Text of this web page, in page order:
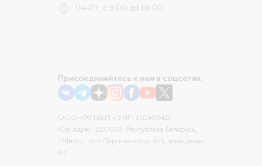
Пн-Пт: с 9:00 до 18:00
Присоединяйтесь к нам в соцсетях:
ООО «ФУТБЕРГ» УНП: 101496411
Юр. адрес: 220033, Республика Беларусь,
г.Минск, пр-т Партизанский, 8/1, помещение
86